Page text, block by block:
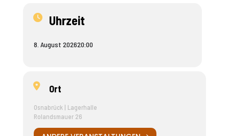
Live ist Yellofox ein intimes und zugleich erhebendes
Uhrzeit
8. August 202620:00
Ort
Osnabrück | Lagerhalle
Rolandsmauer 26